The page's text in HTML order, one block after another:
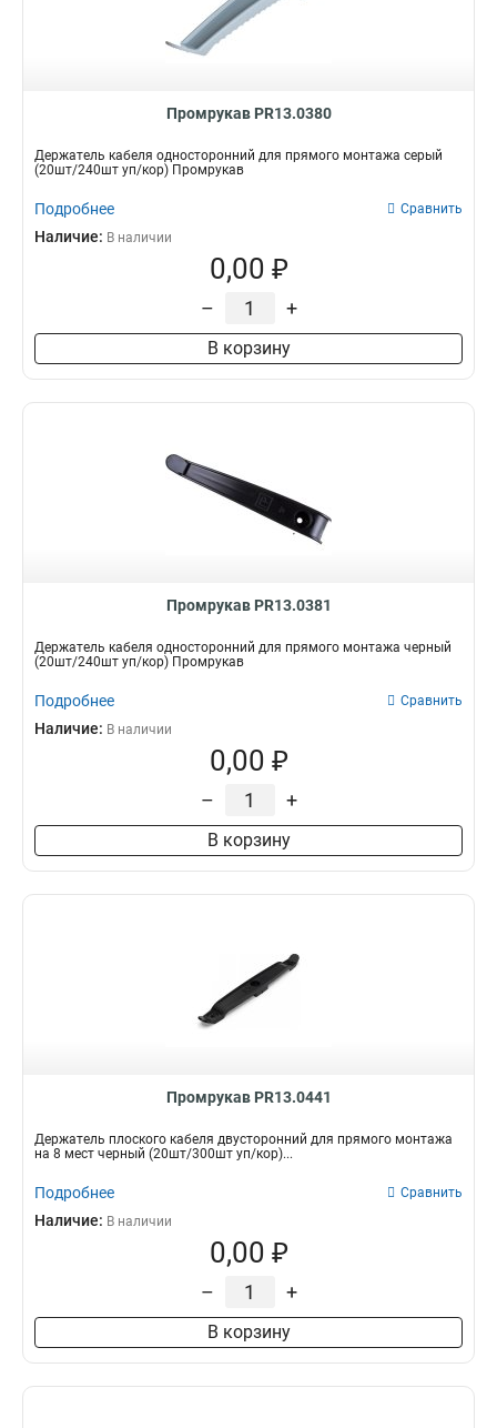
Промрукав PR13.0380
Держатель кабеля односторонний для прямого монтажа серый
(20шт/240шт уп/кор) Промрукав
Подробнее Сравнить
Наличие: В наличии
0,00 ₽
– +
В корзину
Промрукав PR13.0381
Держатель кабеля односторонний для прямого монтажа черный
(20шт/240шт уп/кор) Промрукав
Подробнее Сравнить
Наличие: В наличии
0,00 ₽
– +
В корзину
Промрукав PR13.0441
Держатель плоского кабеля двусторонний для прямого монтажа
на 8 мест черный (20шт/300шт уп/кор)...
Подробнее Сравнить
Наличие: В наличии
0,00 ₽
– +
В корзину